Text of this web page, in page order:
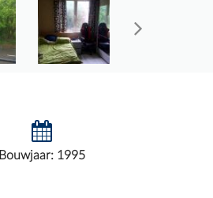
Bouwjaar: 1995